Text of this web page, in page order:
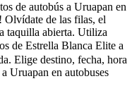
de autobús a Uruapan en
Olvídate de las filas, el
taquilla abierta. Utiliza
de Estrella Blanca Elite a
Elige destino, fecha, hora
Uruapan en autobuses